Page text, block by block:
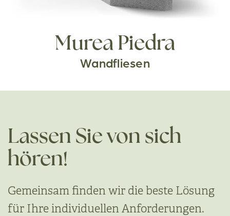
Murea Piedra
Wandfliesen
Lassen Sie von sich
hören!
Gemeinsam finden wir die beste Lösung
für Ihre individuellen Anforderungen.